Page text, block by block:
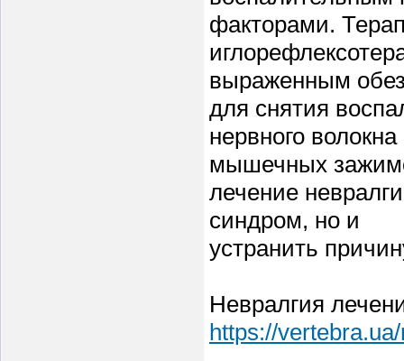
факторами.
выраженным
для снятия
нервного
мышечных
лечение
синдром, но и
устранить
Невралгия
https://